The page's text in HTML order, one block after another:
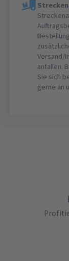
Versand/
anfallen.
Sie sich
gerne an